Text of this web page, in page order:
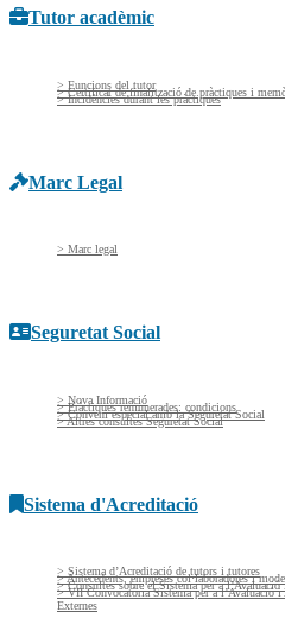
Tutor acadèmic
> Funcions del tutor
> Certificat de finalització de pràctiques i
> Incidències durant les pràctiques
Marc Legal
> Marc legal
Seguretat Social
> Nova Informació
> Pràctiques remunerades: condicions
> Conveni especial amb la Seguretat Social
> Altres consultes Seguretat Social
Sistema d'Acreditació
> Sistema d’Acreditació de tutors i tutores
> Antecedents, empreses col·laboradores i
> Consultes sobre el Sistema per a l’Avaluació
> VII Convocatòria Sistema per a l’Avaluació
Externes